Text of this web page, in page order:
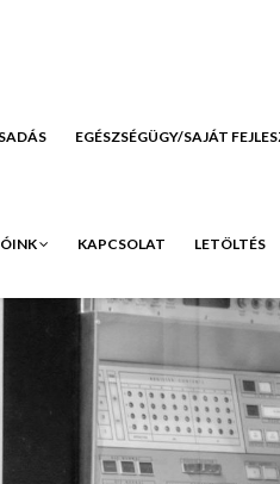
EGÉSZSÉGÜGY/SAJÁT
KAPCSOLAT LETÖLTÉS